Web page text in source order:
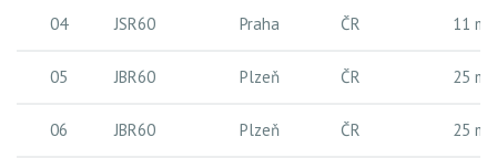
04 JSR60 Praha ČR 11 m
05 JBR60 Plzeň ČR 25 m
06 JBR60 Plzeň ČR 25 m